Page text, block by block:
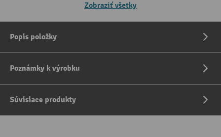
Zobraziť všetky
Popis položky
Poznámky k výrobku
Súvisiace produkty